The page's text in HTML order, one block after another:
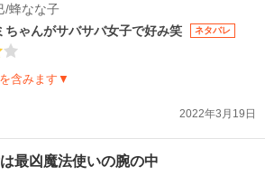
/蜂なな子
ちゃんがサバサバ女子で好み笑
ネタバレ
含みます▼
2022年3月19日
最凶魔法使いの腕の中